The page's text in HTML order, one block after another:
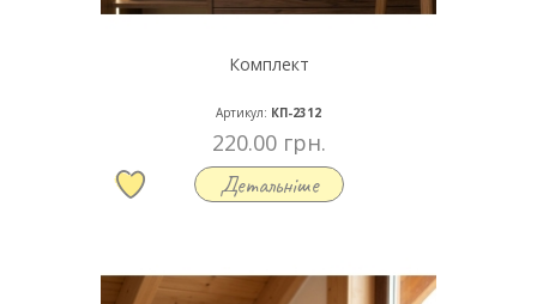
Комплект
Артикул: КП-2312
220.00 грн.
Детальніше